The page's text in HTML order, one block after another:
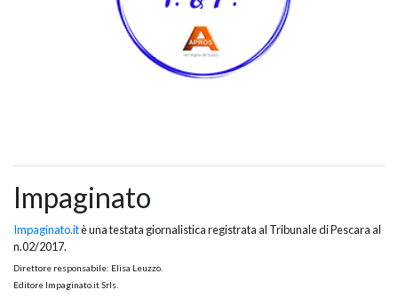
Impaginato
Impaginato.itè una testata giornalistica registrata al Tribunale di Pescara al
n.02/2017.
Direttore responsabile: Elisa Leuzzo.
Editore Impaginato.it Srls.